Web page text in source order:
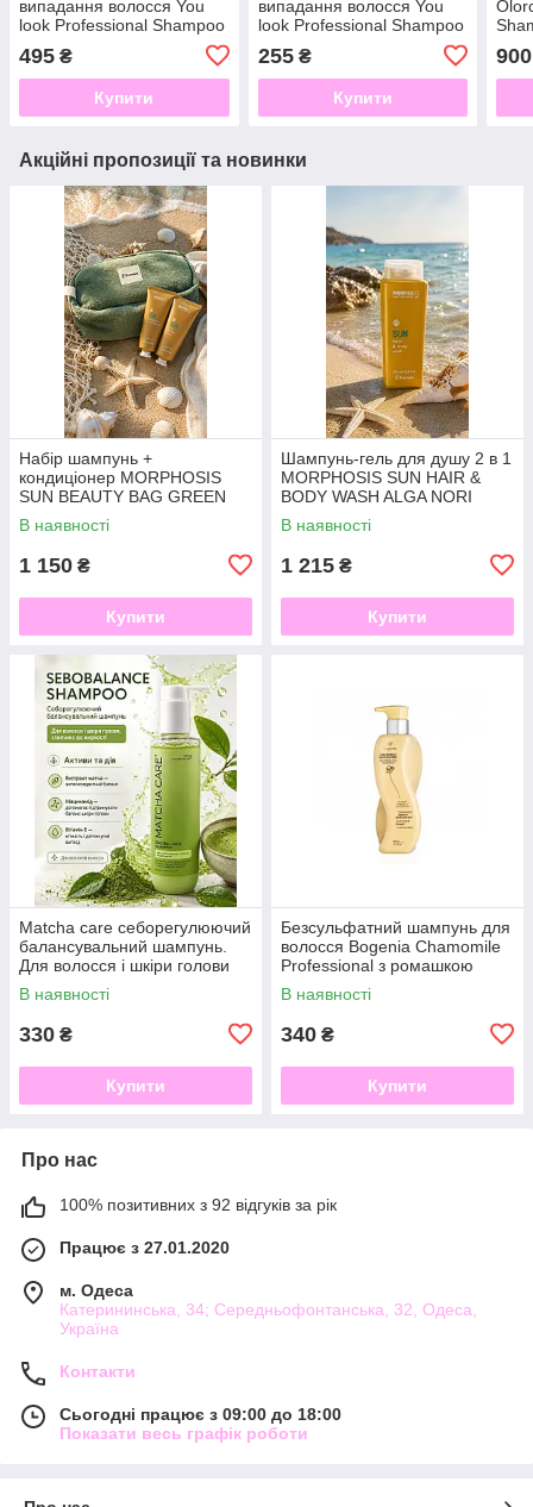
випадання волосся You
look Professional Shampoo
495 ₴
Купити
випадання волосся You
look Professional Shampoo
255₴
Купити
900
Акційні пропозиції та новинки
Набір шампунь +
кондиціонер MORPHOSIS
SUN BEAUTY BAG GREEN
KIT MINI SIZE 75 ml
В наявності
1 150 ₴
Купити
Шампунь-гель для душу 2 в 1
MORPHOSIS SUN HAIR &
BODY WASH ALGA NORI
250ML
В наявності
1 215 ₴
Купити
Matcha care себорегулюючий
балансувальний шампунь.
Для волосся і шкіри голови
схильних до жирності
В наявності
330 ₴
Купити
Безсульфатний шампунь для
волосся Bogenia Chamomile
Professional з ромашкою
400мл
В наявності
340 ₴
Купити
Про нас
100% позитивних з 92 відгуків за рік
Працює з 27.01.2020
м. Одеса
Катерининська, 34; Середньофонтанська, 32, Одеса,
Україна
Контакти
Сьогодні працює з 09:00 до 18:00
Показати весь графік роботи